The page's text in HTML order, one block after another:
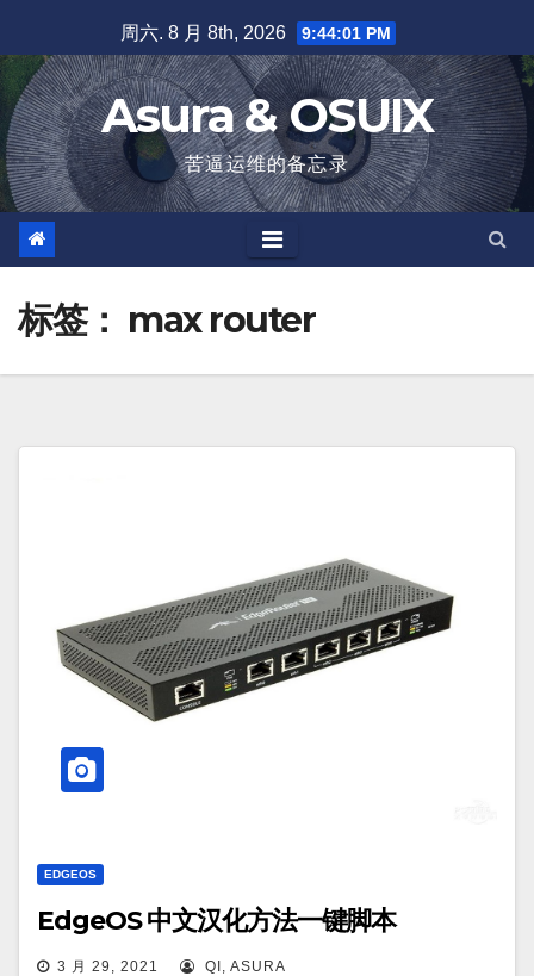
至
内
容
周六. 8 月 8th, 2026 9:44:01 PM
Asura & OSUIX
苦逼运维的备忘录
标签： max router
EDGEOS
EdgeOS 中文汉化方法一键脚本
3 月 29, 2021 QI, ASURA